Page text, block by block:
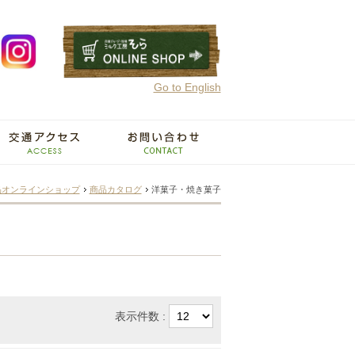
Go to English
ンラインショップ 商品カタログ 洋菓子・焼き菓子
表示件数 :